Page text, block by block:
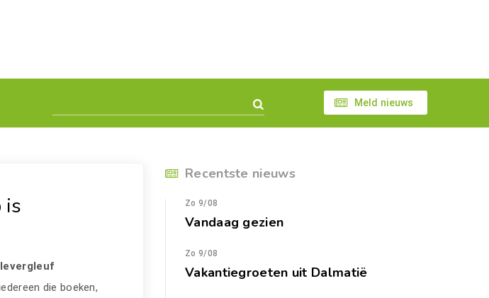
Meld nieuws
is
die boeken,
Recentste nieuws
Zo 9/08
Vandaag gezien
Zo 9/08
Vakantiegroeten uit Dalmatië